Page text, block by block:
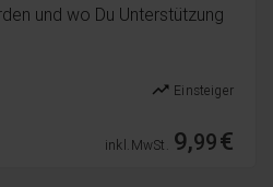
und wo Du Unterstützung
trending_up Einsteiger
inkl. MwSt. 9,99€